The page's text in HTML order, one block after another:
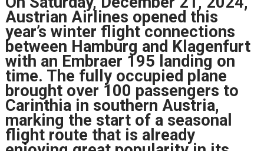
Austrian Airlines opened this
year’s winter flight connections
between Hamburg and Klagenfurt
with an Embraer 195 landing on
time. The fully occupied plane
brought over 100 passengers to
Carinthia in southern Austria,
marking the start of a seasonal
flight route that is already